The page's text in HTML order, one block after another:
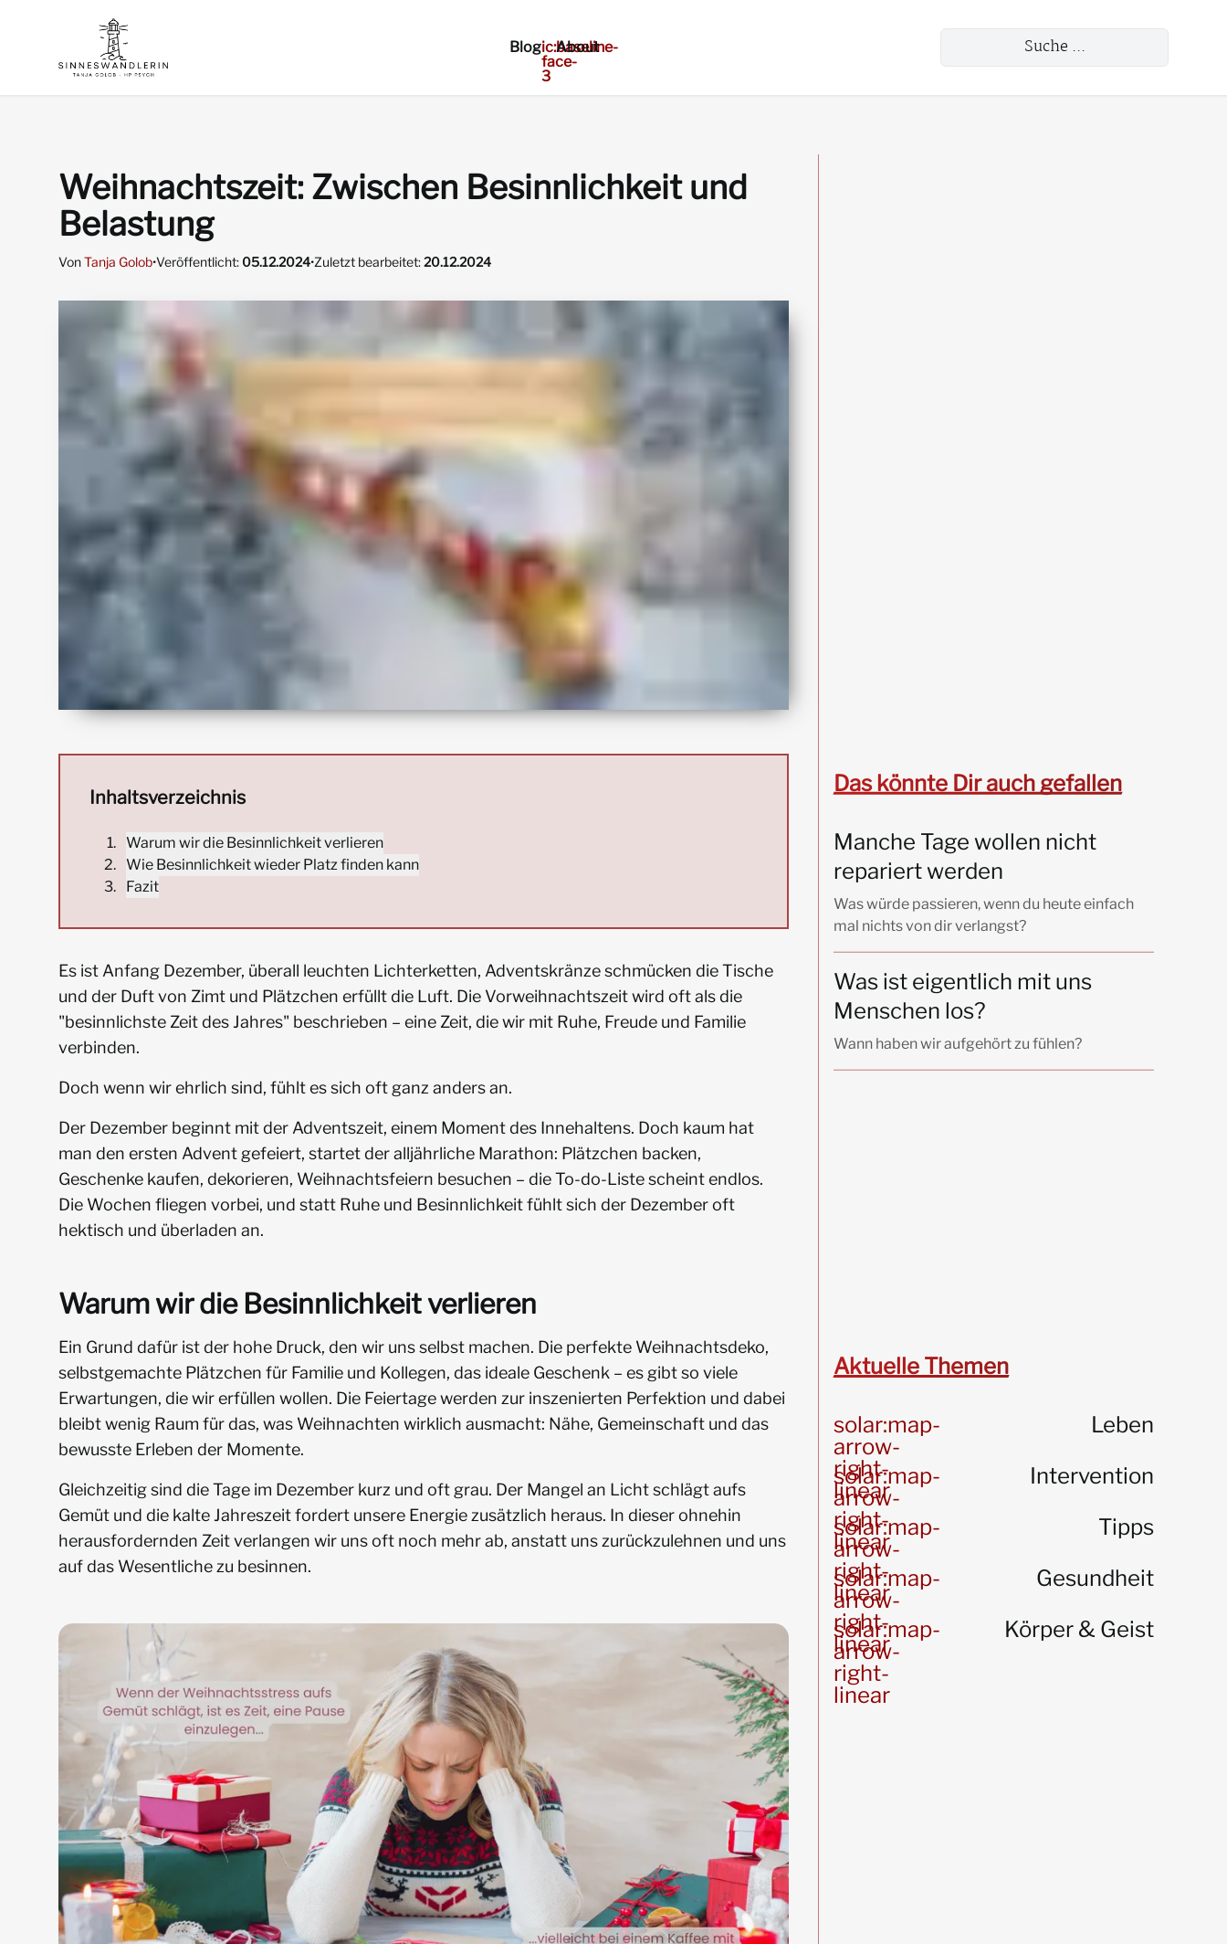
Blogic:baseline-
face-
3
About
Weihnachtszeit: Zwischen Besinnlichkeit und
Belastung
VonTanja Golob•Veröffentlicht: 05.12.2024•Zuletzt bearbeitet:20.12.2024
Inhaltsverzeichnis
Warum wir die Besinnlichkeit verlieren
Wie Besinnlichkeit wieder Platz finden kann
Fazit
Es ist Anfang Dezember, überall leuchten Lichterketten, Adventskränze schmücken die Tische
und der Duft von Zimt und Plätzchen erfüllt die Luft. Die Vorweihnachtszeit wird oft als die
"besinnlichste Zeit des Jahres" beschrieben – eine Zeit, die wir mit Ruhe, Freude und Familie
verbinden.
Doch wenn wir ehrlich sind, fühlt es sich oft ganz anders an.
Der Dezember beginnt mit der Adventszeit, einem Moment des Innehaltens. Doch kaum hat
man den ersten Advent gefeiert, startet der alljährliche Marathon: Plätzchen backen,
Geschenke kaufen, dekorieren, Weihnachtsfeiern besuchen – die To-do-Liste scheint endlos.
Die Wochen fliegen vorbei, und statt Ruhe und Besinnlichkeit fühlt sich der Dezember oft
hektisch und überladen an.
Warum wir die Besinnlichkeit verlieren
Ein Grund dafür ist der hohe Druck, den wir uns selbst machen. Die perfekte Weihnachtsdeko,
selbstgemachte Plätzchen für Familie und Kollegen, das ideale Geschenk – es gibt so viele
Erwartungen, die wir erfüllen wollen. Die Feiertage werden zur inszenierten Perfektion und dabei
bleibt wenig Raum für das, was Weihnachten wirklich ausmacht: Nähe, Gemeinschaft und das
bewusste Erleben der Momente.
Gleichzeitig sind die Tage im Dezember kurz und oft grau. Der Mangel an Licht schlägt aufs
Gemüt und die kalte Jahreszeit fordert unsere Energie zusätzlich heraus. In dieser ohnehin
herausfordernden Zeit verlangen wir uns oft noch mehr ab, anstatt uns zurückzulehnen und uns
auf das Wesentliche zu besinnen.
Das könnte Dir auch gefallen
Manche Tage wollen nicht
repariert werden
Was würde passieren, wenn du heute einfach
mal nichts von dir verlangst?
Was ist eigentlich mit uns
Menschen los?
Wann haben wir aufgehört zu fühlen?
Aktuelle Themen
solar:map-
arrow-
right-
linear
Leben
solar:map-
arrow-
right-
linear
Intervention
solar:map-
arrow-
right-
linear
Tipps
solar:map-
arrow-
right-
linear
Gesundheit
solar:map-
arrow-
right-
linear
Körper & Geist